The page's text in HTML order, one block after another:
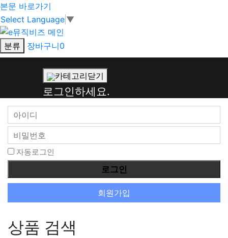
본문 바로가기
Select Language ▼
분류 장바구니0
회
로
그
인
카테고리닫기
로그인하세요.
자동로그인
회원가입
상품 검색